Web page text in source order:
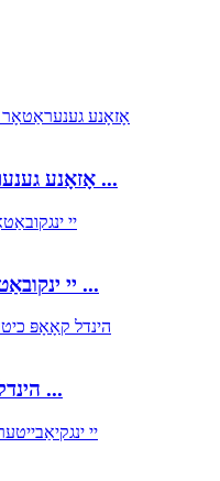
אָזאָנע גענעראַטאָר 40 ג ינדאַסטרי ...
WONEGG יי ינקובאַטאָר 18 יי ...
הינדל קאָאָפּ כיטער מיט אַד ...